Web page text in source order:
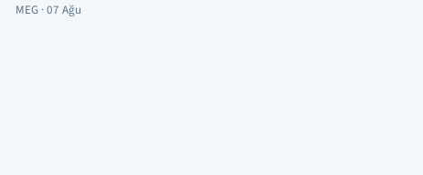
MEG · 07 Ağu